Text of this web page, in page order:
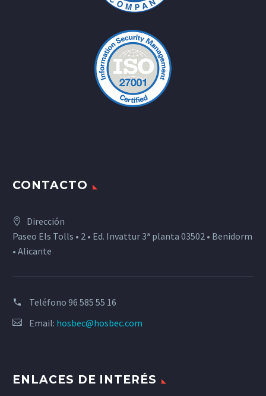
CONTACTO
Dirección
Paseo Els Tolls • 2 • Ed. Invattur 3ª planta 03502 • Benidorm
• Alicante
Teléfono 96 585 55 16
Email: hosbec@hosbec.com
ENLACES DE INTERÉS